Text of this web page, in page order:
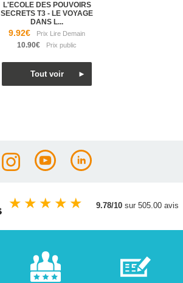
L'ECOLE DES POUVOIRS
SECRETS T3 - LE VOYAGE
DANS L...
9.92€
10.90€
★ ★ ★ ★ ★ 9.78/10 sur 505.00 avis